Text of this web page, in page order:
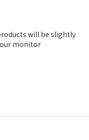
will be slightly
monitor